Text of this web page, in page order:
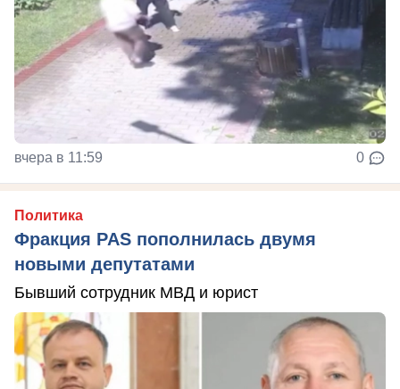
вчера в 11:59 0
Политика
Фракция PAS пополнилась двумя
новыми депутатами
Бывший сотрудник МВД и юрист